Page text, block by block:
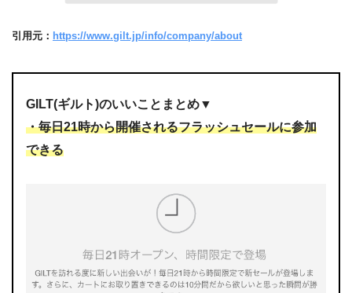
引用元： https://www.gilt.jp/info/company/about
GILT(ギルト)のいいことまとめ▼
・毎日21時から開催されるフラッシュセールに参加
できる